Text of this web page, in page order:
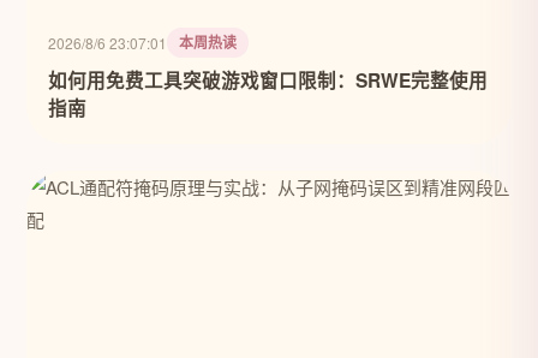
2026/8/6 23:07:01 本周热读
如何用免费工具突破游戏窗口限制：SRWE完整使用
指南